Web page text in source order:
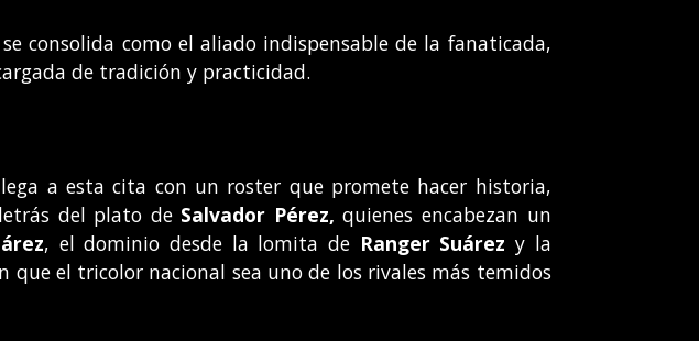
se consolida como el aliado indispensable de la fanaticada,
de tradición y practicidad.
a esta cita con un roster que promete hacer historia,
del plato de Salvador Pérez,quienes encabezan un
, el dominio desde la lomita de Ranger Suárez y la
que el tricolor nacional sea uno de los rivales más temidos